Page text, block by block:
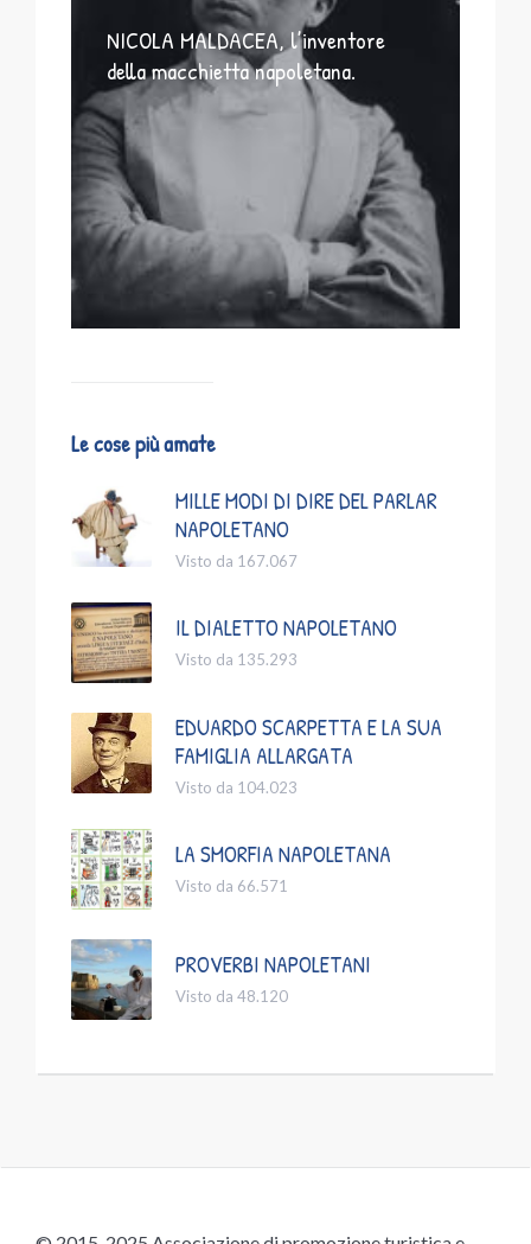
NICOLA MALDACEA, l’inventore
della macchietta napoletana.
Le cose più amate
MILLE MODI DI DIRE DEL PARLAR
NAPOLETANO
Visto da 167.067
IL DIALETTO NAPOLETANO
Visto da 135.293
EDUARDO SCARPETTA E LA SUA
FAMIGLIA ALLARGATA
Visto da 104.023
LA SMORFIA NAPOLETANA
Visto da 66.571
PROVERBI NAPOLETANI
Visto da 48.120